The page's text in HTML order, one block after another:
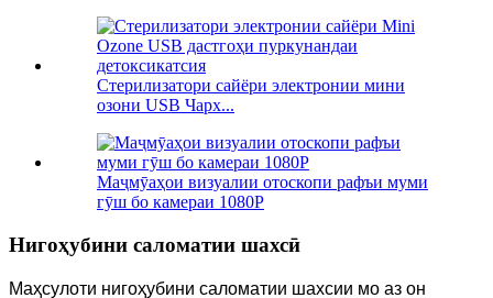
Стерилизатори сайёри электронии мини
озони USB Чарх...
Маҷмӯаҳои визуалии отоскопи рафъи муми
гӯш бо камераи 1080P
Нигоҳубини саломатии шахсӣ
Маҳсулоти нигоҳубини саломатии шахсии мо аз он